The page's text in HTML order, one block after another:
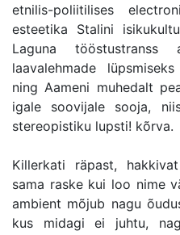
etnilis-poliitilises
esteetika Stalini
Laguna tööstustranss
laavalehmade
ning Aameni muhedalt
igale soovijale sooja,
stereopistiku lupsti! kõrva.
Killerkati räpast,
sama raske kui loo nime
ambient mõjub nagu
kus midagi ei juhtu,